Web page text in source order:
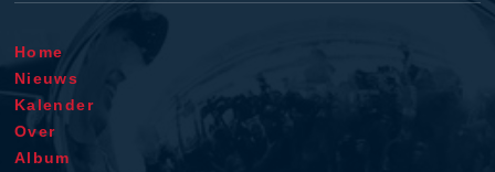
Home
Nieuws
Kalender
Over
Album